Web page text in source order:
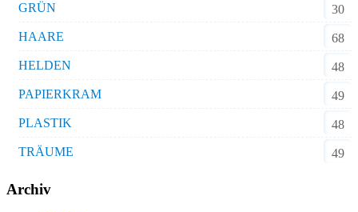
GRÜN
30
HAARE
68
HELDEN
48
PAPIERKRAM
49
PLASTIK
48
TRÄUME
49
Archiv